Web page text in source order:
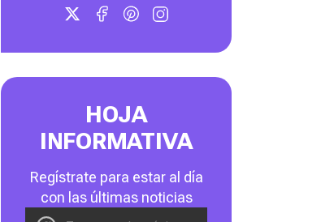
HOJA
INFORMATIVA
Regístrate para estar al día
con las últimas noticias